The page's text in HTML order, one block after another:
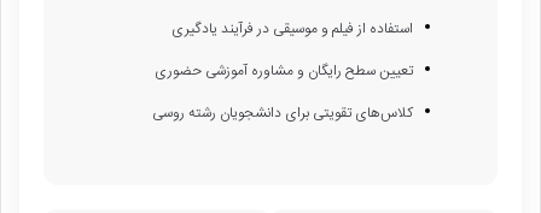
استفاده از فیلم و موسیقی در فرآیند یادگیری
تعیین سطح رایگان و مشاوره آموزشی حضوری
کلاس‌های تقویتی برای دانشجویان رشته روسی